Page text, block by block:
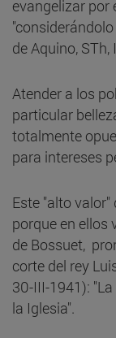
evangelizar por
de Aquino, STh,
Atender a los
particular
totalmente
para intereses
Este "alto
porque en ellos
de Bossuet,
corte del rey
30-III-1941):
la Iglesia".